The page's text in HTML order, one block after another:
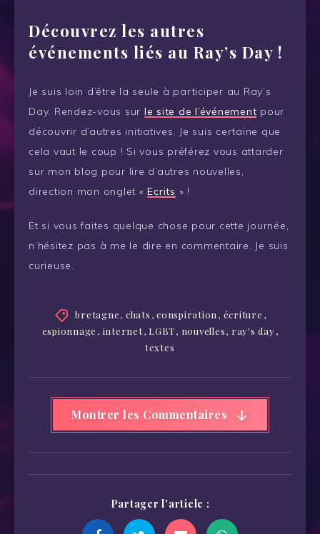
Découvrez les autres
événements liés au Ray’s Day !
Je suis loin d’être la seule à participer au Ray’s
Day. Rendez-vous sur le site de l’événement pour
découvrir d’autres initiatives. Je suis certaine que
cela vaut le coup ! Si vous préférez vous attarder
sur mon blog pour lire d’autres nouvelles,
direction mon onglet «Ecrits » !
Et si vous faites quelque chose pour cette journée,
n’hésitez pas à me le dire en commentaire. Je suis
curieuse.
bretagne, chats ,conspiration , écriture ,
espionnage , internet, LGBT, nouvelles, ray's day,
textes
Montrer les Commentaires
Partager l'article :